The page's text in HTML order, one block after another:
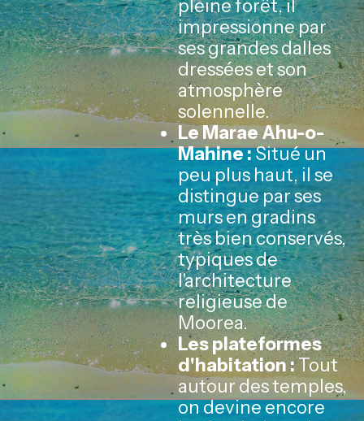
pleine forêt, il
impressionne par
ses grandes dalles
dressées et son
atmosphère
solennelle.
Le Marae Ahu-o-
Mahine :Situé un
peu plus haut, il se
distingue par ses
murs en gradins
très bien conservés,
typiques de
l'architecture
religieuse de
Moorea.
Les plateformes
d'habitation :Tout
autour des temples,
on devine encore